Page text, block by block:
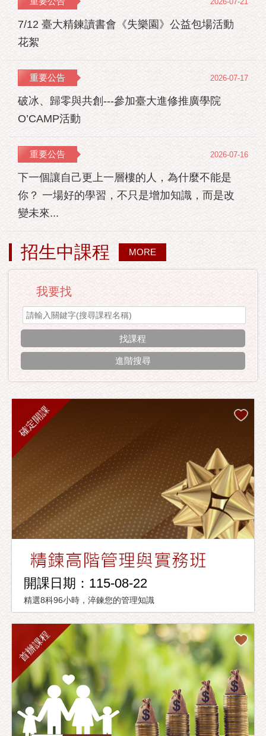
7/12 臺大精鍊讀書會《失樂園》公益包場活動
花絮
重要公告
破冰、歸零與共創---參加臺大進修推廣學院
O’CAMP活動
2026-07-17
重要公告
下一個讓自己更上一層樓的人，為什麼不能是
你？ 一場好的學習，不只是增加知識，而是改
變未來...
2026-07-16
招生中課程 MORE
我要找
進階搜尋
確定開課
開課日期：115-08-22
精選8科96小時，淬鍊您的管理知識
首辦課程